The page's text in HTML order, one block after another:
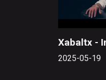
Xabaltx -
2025-05-19